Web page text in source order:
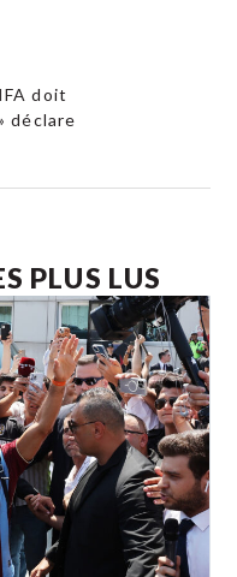
doit
déclare
PLUS LUS